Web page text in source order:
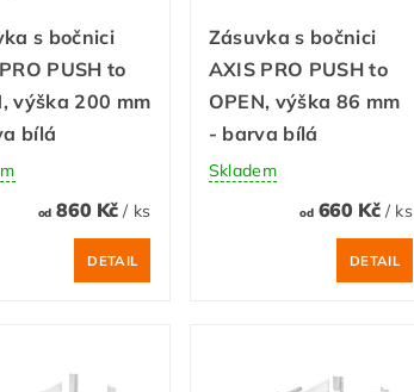
s bočnici
PUSH to
výška 200 mm
bílá
od860 Kč/ ks
DETAIL
Zásuvka s bočnici
AXIS PRO PUSH to
OPEN, výška 86 mm
- barva bílá
Skladem
od660 Kč / ks
DETAIL